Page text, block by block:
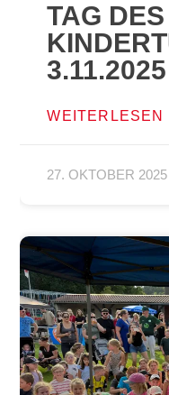
TAG DES
3.11.2025
WEITERLESEN
27. OKTOBER 2025